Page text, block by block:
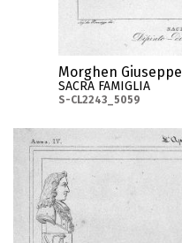
Morghen Giuseppe
SACRA FAMIGLIA
S-CL2243_5059